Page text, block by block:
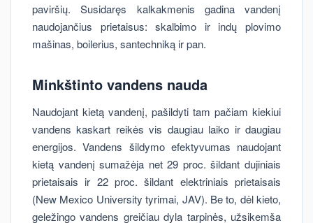
paviršių. Susidaręs kalkakmenis gadina vandenį
naudojančius prietaisus: skalbimo ir indų plovimo
mašinas, boilerius, santechniką ir pan.
Minkštinto vandens nauda
Naudojant kietą vandenį, pašildyti tam pačiam kiekiui
vandens kaskart reikės vis daugiau laiko ir daugiau
energijos. Vandens šildymo efektyvumas naudojant
kietą vandenį sumažėja net 29 proc. šildant dujiniais
prietaisais ir 22 proc. šildant elektriniais prietaisais
(New Mexico University tyrimai, JAV). Be to, dėl kieto,
geležingo vandens greičiau dyla tarpinės, užsikemša